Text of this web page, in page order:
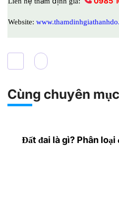
Website:
Cùng chuyên mục
Đất đai là gì? Phân loại